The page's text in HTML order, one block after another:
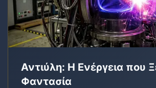
Αντιύλη: Η Ενέργεια που
Φαντασία